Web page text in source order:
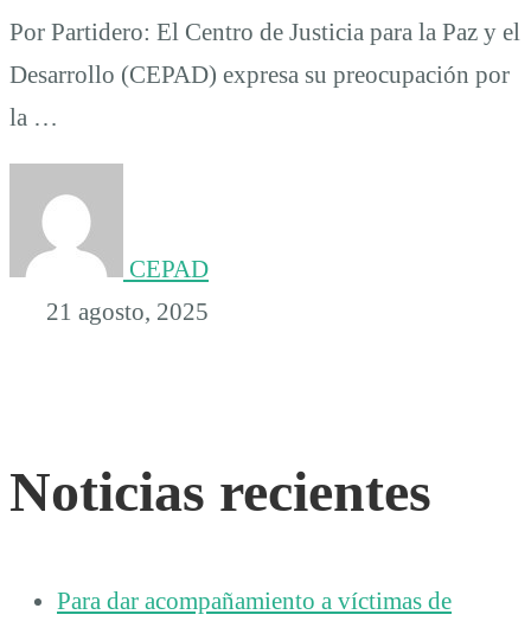
Por Partidero: El Centro de Justicia para la Paz y el
Desarrollo (CEPAD) expresa su preocupación por
la …
CEPAD
21 agosto, 2025
Noticias recientes
Para dar acompañamiento a víctimas de